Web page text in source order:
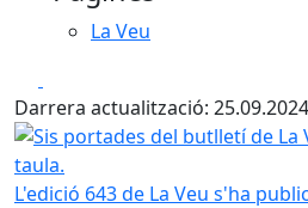
La Veu
Darrera actualització:
Sis portades del butlletí de La
L'edició 643 de La Veu s'ha